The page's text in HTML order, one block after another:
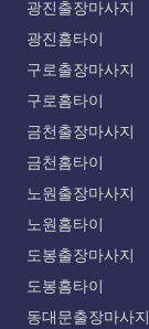
광진출장마사지
광진홈타이
구로출장마사지
구로홈타이
금천출장마사지
금천홈타이
노원출장마사지
노원홈타이
도봉출장마사지
도봉홈타이
동대문출장마사지